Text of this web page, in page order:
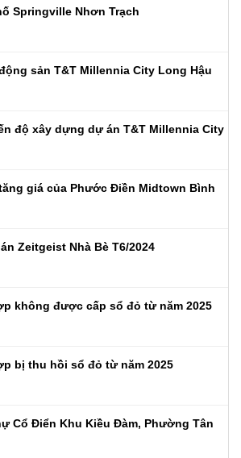
Springville Nhơn Trạch
sản T&T Millennia City Long Hậu
độ xây dựng dự án T&T Millennia City
giá của Phước Điền Midtown Bình
Zeitgeist Nhà Bè T6/2024
không được cấp sổ đỏ từ năm 2025
bị thu hồi sổ đỏ từ năm 2025
Cổ Điển Khu Kiều Đàm, Phường Tân